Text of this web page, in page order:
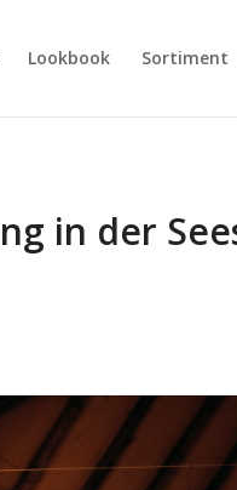
Lookbook Sortiment
in der